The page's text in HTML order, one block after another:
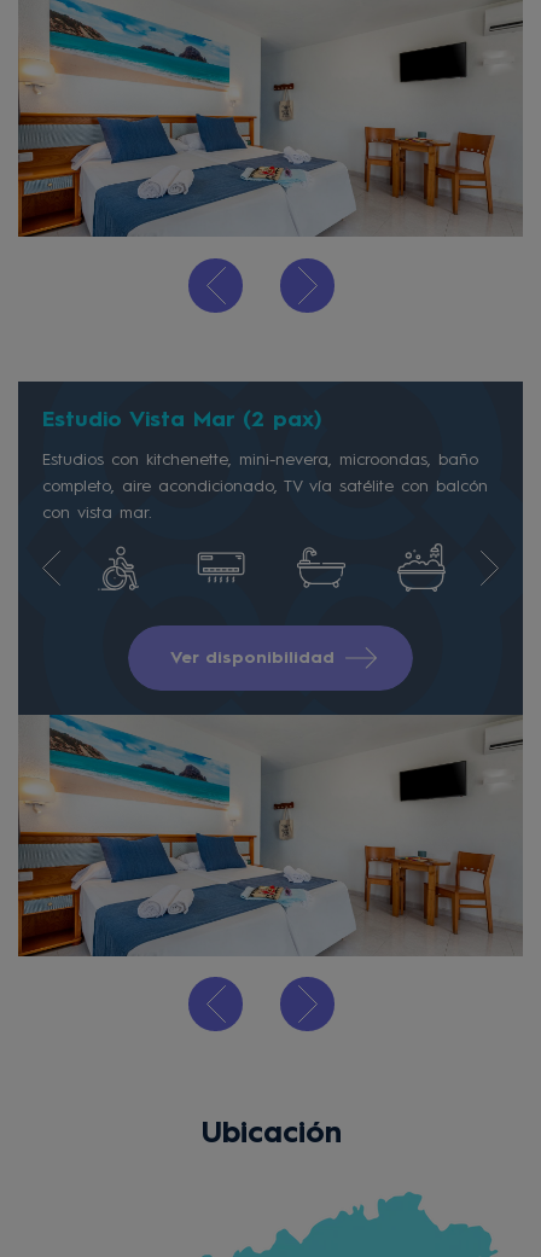
Estudio Vista Mar (2 pax)
Estudios con kitchenette, mini-nevera, microondas, baño
completo, aire acondicionado, TV vía satélite con balcón
con vista mar.
Ver disponibilidad
Ubicación